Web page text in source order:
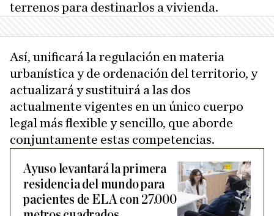
terrenos para destinarlos a vivienda.
Así, unificará la regulación en materia
urbanística y de ordenación del territorio, y
actualizará y sustituirá a las dos
actualmente vigentes en un único cuerpo
legal más flexible y sencillo, que aborde
conjuntamente estas competencias.
Ayuso levantará la primera
residencia del mundo para
pacientes de ELA con 27.000